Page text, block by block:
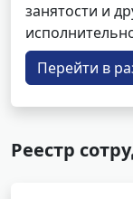
занятости и
Перейти в
Реестр